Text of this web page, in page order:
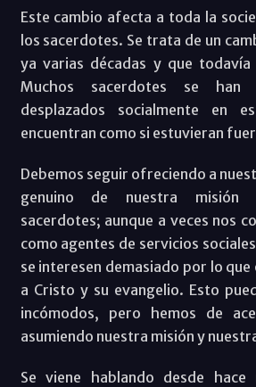
Este cambio afecta a toda la
los sacerdotes. Se trata de un
ya varias décadas y que
Muchos sacerdotes se
desplazados socialmente en
encuentran como si estuvieran
Debemos seguir ofreciendo a
genuino de nuestra misión
sacerdotes; aunque a veces nos
como agentes de servicios
se interesen demasiado por lo
a Cristo y su evangelio. Esto
incómodos, pero hemos de
asumiendo nuestra misión y
Se viene hablando desde hace